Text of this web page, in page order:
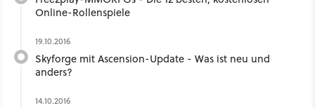
Online-Rollenspiele
19.10.2016
Skyforge mit Ascension-Update - Was ist neu und
anders?
14.10.2016